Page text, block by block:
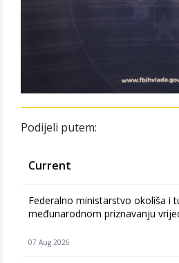
Podijeli putem:
Current
Federalno ministarstvo okoliša i
međunarodnom priznavanju
07 Aug 2026